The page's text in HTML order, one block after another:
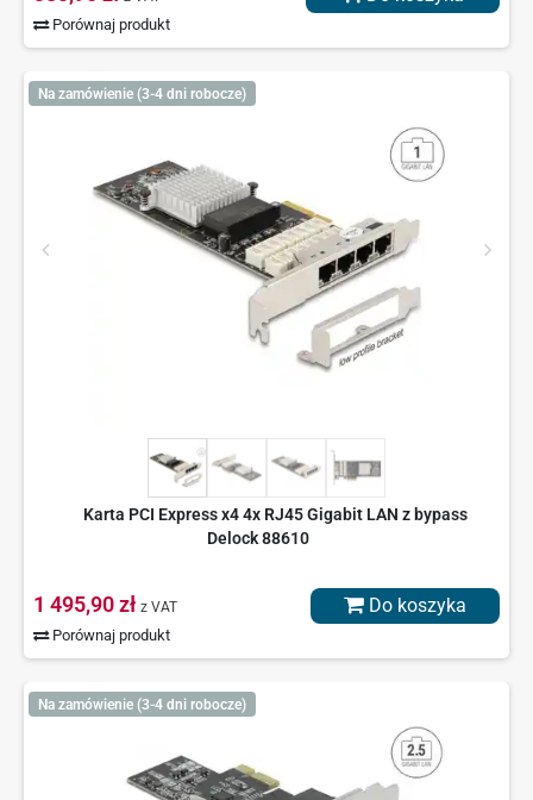
Porównaj produkt
Na zamówienie (3-4 dni robocze)
Karta PCI Express x4 4x RJ45 Gigabit LAN z bypass
Delock 88610
1 495,90 zł z VAT
Porównaj produkt
Do koszyka
Na zamówienie (3-4 dni robocze)